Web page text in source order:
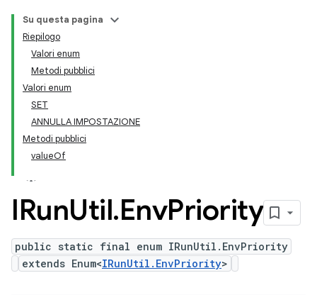
Su questa pagina
Riepilogo
Valori enum
Metodi pubblici
Valori enum
SET
ANNULLA IMPOSTAZIONE
Metodi pubblici
valueOf
IRunUtil.EnvPriority
public static final enum IRunUtil.EnvPriority
extends Enum<IRunUtil.EnvPriority>